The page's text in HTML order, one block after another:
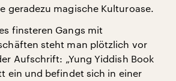
geradezu magische Kulturoase.
finsteren Gangs mit
steht man plötzlich vor
Aufschrift: „Yung Yiddish Book
ein und befindet sich in einer